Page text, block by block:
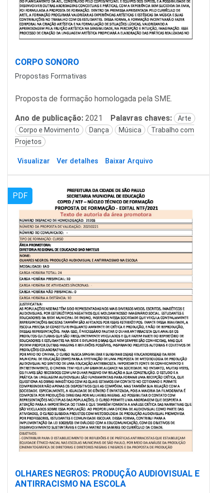
CORPO SONORO
Propostas Formativas
Proposta de formação homologada pela SME.
Ano de publicação: 2021 Palavras chaves:
Arte
Corpo e Movimento
Dança Música
Trabalho com
Projetos
Visualizar Ver detalhes Baixar Arquivo
PDF
OLHARES NEGROS: PRODUÇÃO AUDIOVISUAL E
ANTIRRACISMO NA ESCOLA